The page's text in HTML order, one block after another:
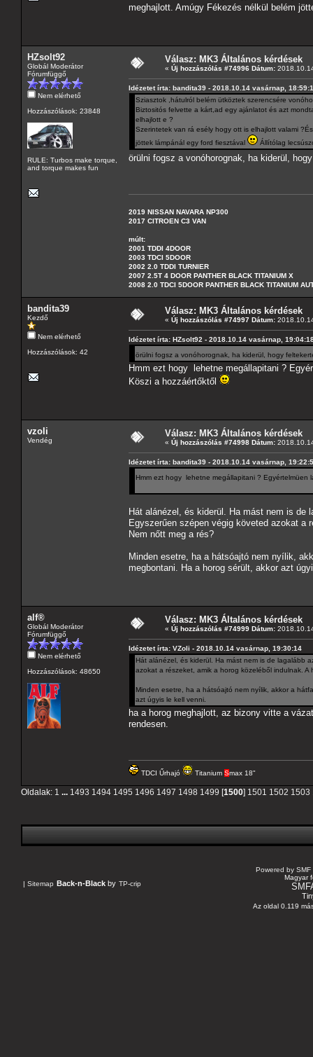
meghajlott. Amúgy Fékezés nélkül belém
HZsolt92
Globál Moderátor
Fórumfüggő
Nem elérhető
Hozzászólások: 23848
RULE: Turbos make torque,
and torque makes fun
Válasz: MK3 Általános kérdések
« Új hozzászólás #74996 Dátum:
Idézetet írta: bandita39 - 2018.10.14 vasárnap,
Sziasztok ,hátulról belém ütköztek szerencsére
Biztositós felvette a kárt,ad egy ajánlatot és azt
elhajlott e ?
Szerintetek van rá esély hogy ott is elhajlott valami
jöttek lámpánál egy ford fiesztával
Állítólag
örülni fogsz a vonóhorognak, ha kiderül,
2019 NISSAN NAVARA NP300
2017 CITROEN C3 VAN
múlt:
2001 TDDI 4DOOR
2003 TDCI 5DOOR
2002 2.0 TDDI TURNIER
2007 2.5T 4 DOOR PANTHER BLACK TITANIUM X
2008 2.0 TDCI 5DOOR PANTHER BLACK TITANIUM
bandita39
Kezdő
Nem elérhető
Hozzászólások: 42
Válasz: MK3 Általános kérdések
« Új hozzászólás #74997 Dátum:
Idézetet írta: HZsolt92 - 2018.10.14 vasárnap,
örülni fogsz a vonóhorognak, ha kiderül, hogy
Hmm ezt hogy lehetne megállapitani ?
Köszi a hozzáértőktől
vzoli
Vendég
Válasz: MK3 Általános kérdések
« Új hozzászólás #74998 Dátum:
Idézetet írta: bandita39 - 2018.10.14 vasárnap,
Hmm ezt hogy lehetne megállapitani ?
Hát alánézel, és kiderül. Ha mást nem is de
Egyszerűen szépen végig követed azokat a
Nem nőtt meg a rés?
Minden esetre, ha a hátsóajtó nem nyílik,
megbontani. Ha a horog sérült, akkor azt
alf®
Globál Moderátor
Fórumfüggő
Nem elérhető
Hozzászólások: 48650
Válasz: MK3 Általános kérdések
« Új hozzászólás #74999 Dátum:
Idézetet írta: VZoli - 2018.10.14 vasárnap, 19:30:14
Hát alánézel, és kiderül. Ha mást nem is de lagalább
azokat a részeket, amik a horog közeléből indulnak.
Minden esetre, ha a hátsóajtó nem nyílik, akkor a
azt úgyis le kell venni.
ha a horog meghajlott, az bizony vitte a
rendesen.
TDCI Űrhajó Titanium Smax 18"
Oldalak: 1 ... 1493 1494 1495 1496 1497 1498 1499 [1500] 1501 1502 1503
| Sitemap Back-n-Black by TP-crip
Powered by SMF
Magyar
Az oldal 0.119